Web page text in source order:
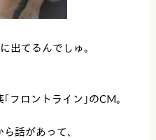
出てるんでしゅ。
フロントライン｣のCM。
話があって、